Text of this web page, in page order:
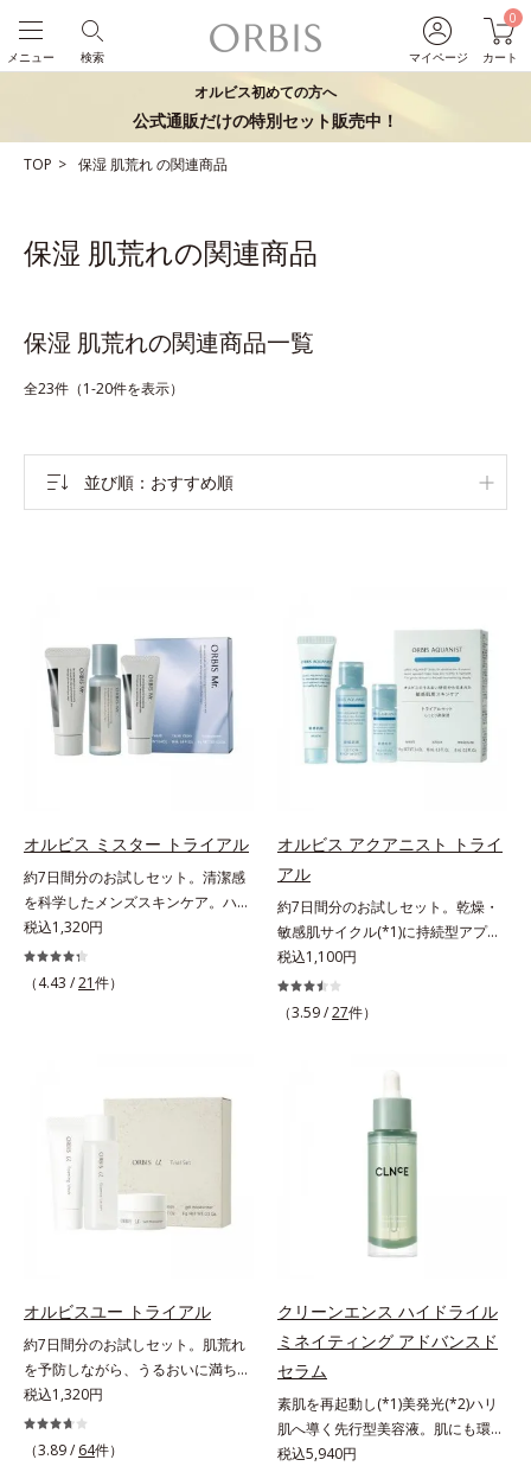
マイページ
0
カート
検索
メニュー
オルビス初めての方へ
公式通販だけの特別セット販売中！
TOP 保湿 肌荒れの関連商品
保湿 肌荒れの関連商品
保湿 肌荒れの関連商品一覧
全23件（1-20件を表示）
並び順 おすすめ順
オルビス ミスター トライアル
約7日間分のお試しセット。清潔感
を科学したメンズスキンケア。ハ
リ・ツヤのある、好印象な清潔透明
肌(*1)へ。オルビス ミスターは、男
性の清潔感、爽やかさ、若々しさの
と保湿成分を新たに配合。これまで
に、肌荒れ・ニキビ予防など“今”の
肌悩みに応え、“未来”を見据えて好
印象の鍵となるハリ・ツヤへもアプ
ローチする進化を遂げました。うる
「うるおいコネクト設計」を採用。
8アイテム分の機能を3ステップに集
約し、よりシンプルなお手入れで、
ハリ・ツヤのある好印象な清潔透明
肌(*1)へ導きます。*1 うるおいによ
る透明感のある肌*2 男性の顔画像
を用いた印象評価において、基準画
税込1,320円
（4.43 /21件）
オルビス アクアニスト トライ
アル
約7日間分のお試しセット。乾燥・
敏感肌サイクル(*1)に持続型アプロ
ーチ。敏感肌用保湿スキンケア
(*2)。うるおいを逃し、刺激を受け
やすい角層の“乾燥敏感スランプ
望の敏感肌用保湿スキンケアライン
「オルビス アクアニスト」。乾燥
敏感スランプの原因にアプローチす
合。もともと体内にあるアミノ酸は
どまってうるおいを蓄えてくれま
す。刺激を受けやすくなった角層を
指します。無油分・無着色・無香
料・アルコールフリー・界面活性剤
不使用(*5)・パラベンフリー、6つ
のフリー処方で徹底的に肌に寄り添
います。*1 乾燥と敏感をくり返す
こと*2 敏感肌対象連用テスト済
（すべての方のお肌に合うというこ
税込1,100円
（3.59 /27件）
オルビスユー トライアル
約7日間分のお試しセット。肌荒れ
を予防しながら、うるおいに満ちた
美しい肌へ。7000種を超える成分
から厳選し、「うるおいの質(*1)」
に着目した初期エイジングケア(*2)
税込1,320円
（3.89 / 64件）
クリーンエンス ハイドライル
ミネイティング アドバンスド
セラム
素肌を再起動し(*1)美発光(*2)ハリ
肌へ導く先行型美容液。肌にも環境
にも、いいことを——。
税込5,940円